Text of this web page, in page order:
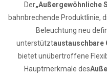
Der„Außergewöhnliche
bahnbrechende Produktlinie,
Beleuchtung neu
unterstütztaustauschbare
bietet unübertroffene
Hauptmerkmale des